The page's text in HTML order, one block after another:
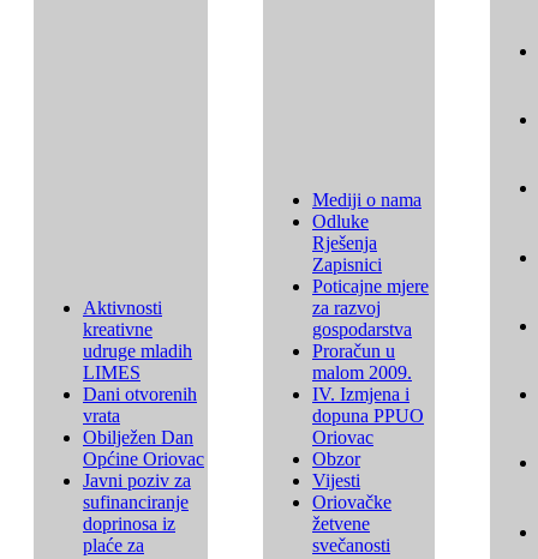
Aktivnosti
kreativne
udruge mladih
LIMES
Dani otvorenih
vrata
Obilježen Dan
Općine Oriovac
Javni poziv za
sufinanciranje
doprinosa iz
plaće za
Mediji o nama
Odluke
Rješenja
Zapisnici
Poticajne mjere
za razvoj
gospodarstva
Proračun u
malom 2009.
IV. Izmjena i
dopuna PPUO
Oriovac
Obzor
Vijesti
Oriovačke
žetvene
svečanosti